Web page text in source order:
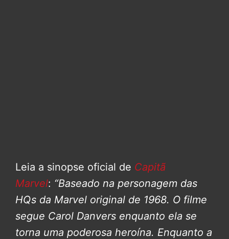
Leia a sinopse oficial de Capitã
Marvel: “Baseado na personagem das
HQs da Marvel original de 1968. O filme
segue Carol Danvers enquanto ela se
torna uma poderosa heroína. Enquanto a